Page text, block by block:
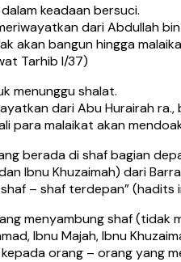
keadaan bersuci.
dari Abdullah
akan bangun hingga
Tarhib I/37)
menunggu shalat.
dari Abu Hurairah
para malaikat akan
berada di shaf bagian
Ibnu Khuzaimah) dari
– shaf terdepan” (hadits
menyambung shaf (tidak
Ibnu Majah, Ibnu
orang – orang yang